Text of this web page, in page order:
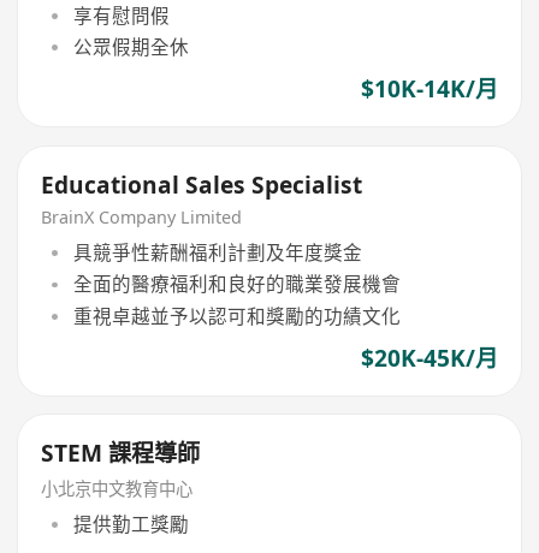
享有慰問假
公眾假期全休
$10K-14K/月
Educational Sales Specialist
BrainX Company Limited
具競爭性薪酬福利計劃及年度獎金
全面的醫療福利和良好的職業發展機會
重視卓越並予以認可和獎勵的功績文化
$20K-45K/月
STEM 課程導師
小北京中文教育中心
提供勤工獎勵